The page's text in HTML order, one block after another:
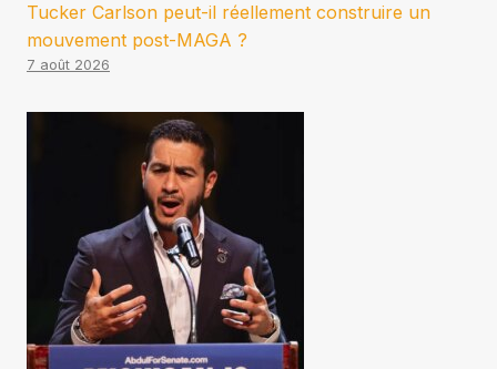
Tucker Carlson peut-il réellement construire un
mouvement post-MAGA ?
7 août 2026